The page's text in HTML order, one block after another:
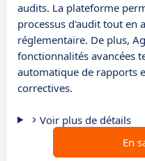
audits. La plateforme
processus d'audit tout en
réglementaire. De plus,
fonctionnalités avancées
automatique de rapports
correctives.
Voir plus de détails
En